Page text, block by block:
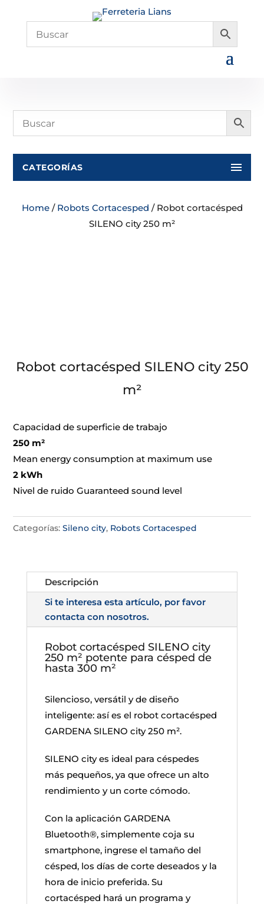
CATEGORÍAS
Home/ Robots Cortacesped / Robot cortacésped
SILENO city 250 m²
Robot cortacésped SILENO city 250
m²
Capacidad de superficie de trabajo
250 m²
Mean energy consumption at maximum use
2 kWh
Nivel de ruido Guaranteed sound level
Categorías:Sileno city, Robots Cortacesped
Descripción
Si te interesa esta artículo, por favor
contacta con nosotros.
Robot cortacésped SILENO city
250 m² potente para césped de
hasta 300 m²
Silencioso, versátil y de diseño
inteligente: así es el robot cortacésped
GARDENA SILENO city 250 m².
SILENO city es ideal para céspedes
más pequeños, ya que ofrece un alto
rendimiento y un corte cómodo.
Con la aplicación GARDENA
Bluetooth®, simplemente coja su
smartphone, ingrese el tamaño del
césped, los días de corte deseados y la
hora de inicio preferida. Su
cortacésped hará un programa y